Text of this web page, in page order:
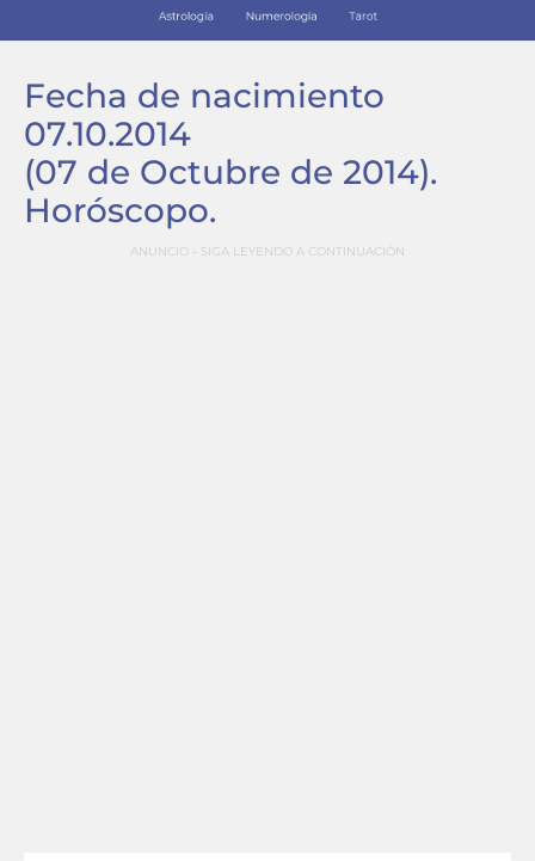
Fecha de nacimiento
07.10.2014
(07 de Octubre de 2014).
Horóscopo.
ANUNCIO - SIGA LEYENDO A CONTINUACIÓN